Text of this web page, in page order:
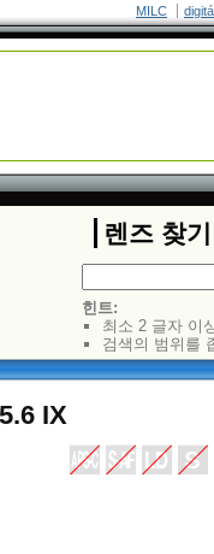
MILC
렌즈 찾기
힌트:
최소 2 글자 이
검색의 범위를
IX